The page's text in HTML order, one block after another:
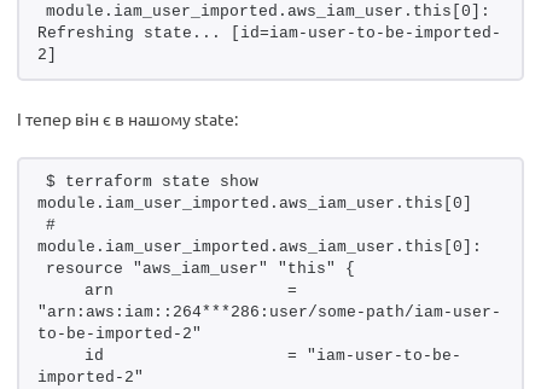
module.iam_user_imported.aws_iam_user.this[0]:
Refreshing state... [id=iam-user-to-be-imported-
2]
І тепер він є в нашому state:
$ terraform state show
module.iam_user_imported.aws_iam_user.this[0]
#
module.iam_user_imported.aws_iam_user.this[0]:
resource "aws_iam_user" "this" {
    arn                  =
"arn:aws:iam::264***286:user/some-path/iam-user-
to-be-imported-2"
    id                   = "iam-user-to-be-
imported-2"